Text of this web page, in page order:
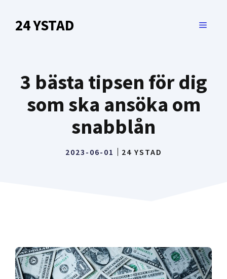
24 YSTAD MENY
3 bästa tipsen för dig
som ska ansöka om
snabblån
2023-06-01 24 YSTAD